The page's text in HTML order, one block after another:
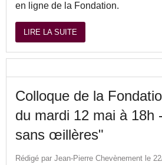
en ligne de la Fondation.
LIRE LA SUITE
Colloque de la
du mardi 12 mai à 18h
sans œillères"
Rédigé par Jean-Pierre Chevènement le